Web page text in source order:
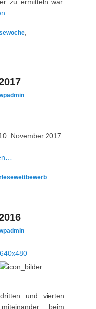
zu ermitteln war.
November 2017
und vierten
beim